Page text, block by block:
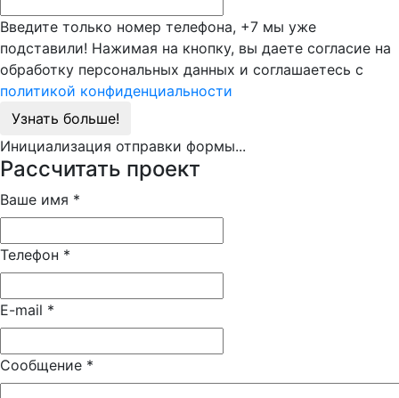
Введите только номер телефона, +7 мы уже
подставили! Нажимая на кнопку, вы даете согласие на
обработку персональных данных и соглашаетесь с
политикой конфиденциальности
Узнать больше!
Инициализация отправки формы...
Рассчитать проект
Ваше имя *
Телефон *
E-mail *
Сообщение *